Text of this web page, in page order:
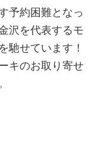
予約困難となっ
沢を代表するモ
馳せています！
キのお取り寄せ